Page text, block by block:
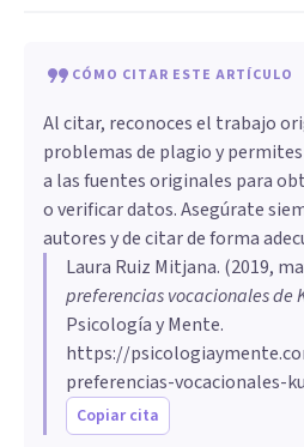
CÓMO CITAR ESTE ARTÍCULO
Al citar, reconoces el trabajo
problemas de plagio y
a las fuentes originales para
o verificar datos. Asegúrate
autores y de citar de forma
Laura Ruiz Mitjana. (2019,
preferencias vocacionales de
Psicología y Mente.
https://
preferencias-vocacionales-
Copiar cita